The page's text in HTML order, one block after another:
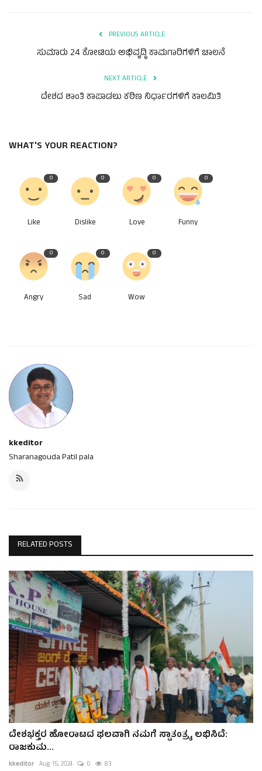
PREVIOUS ARTICLE
ಸುಮಾರು 24 ಕೋಟಿಯ ಅಭಿವೃದ್ಧಿ ಕಾಮಗಾರಿಗಳಿಗೆ ಚಾಲನೆ
NEXT ARTICLE
ದೇಶದ ಶಾಂತಿ ಕಾಪಾಡಲು ಕಠಿಣ ನಿರ್ಧಾರಗಳಿಗೆ ಕಾಲಮಿತಿ
WHAT'S YOUR REACTION?
0
Like
0
Dislike
0
Love
0
Funny
0
Angry
0
Sad
0
Wow
kkeditor
Sharanagouda Patil pala
RELATED POSTS
ದೇಶಭಕ್ತರ ಹೋರಾಟದ ಫಲವಾಗಿ ನಮಗೆ ಸ್ವಾತಂತ್ರ್ಯ ಲಭಿಸಿದೆ:
ರಾಜಕುಮ...
kkeditor Aug 15, 2024 0 83